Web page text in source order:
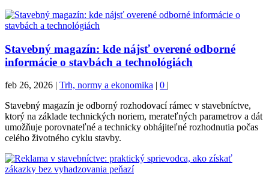
Stavebný magazín: kde nájsť overené odborné
informácie o stavbách a technológiách
feb 26, 2026 | Trh, normy a ekonomika | 0 |
Stavebný magazín je odborný rozhodovací rámec v stavebníctve,
ktorý na základe technických noriem, merateľných parametrov a dát
umožňuje porovnateľné a technicky obhájiteľné rozhodnutia počas
celého životného cyklu stavby.